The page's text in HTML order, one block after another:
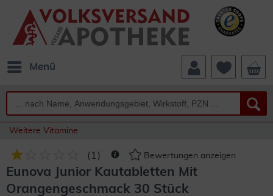
Menü
Weitere Vitamine
( 1 ) Bewertungen anzeigen
Eunova Junior Kautabletten Mit
Orangengeschmack 30 Stück